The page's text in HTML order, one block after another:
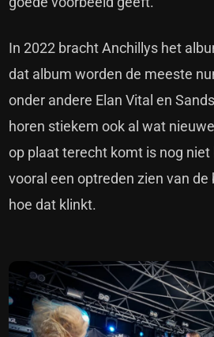
In 2022 bracht Anchillys het
dat album worden de meeste
onder andere Elan Vital en
horen stiekem ook al wat
op plaat terecht komt is nog niet
vooral een optreden zien van de
hoe dat klinkt.